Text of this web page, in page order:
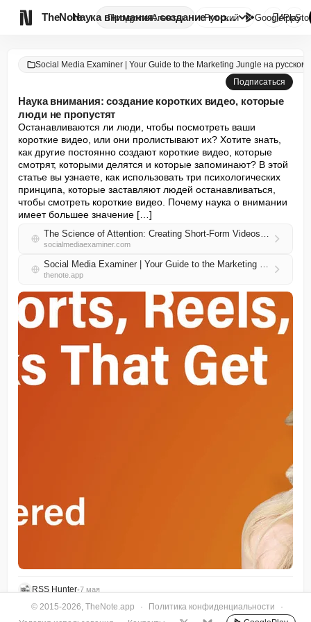
TheNote ПродуктыАгенты Наука внимания: создание корот...
Русский GooglePlay

Social Media Examiner | Your Guide to the Marketing Jungle на русском
Подписаться
Наука внимания: создание коротких видео, которые
люди не пропустят
Останавливаются ли люди, чтобы посмотреть ваши
короткие видео, или они пролистывают их? Хотите знать,
как другие постоянно создают короткие видео, которые
смотрят, которыми делятся и которые запоминают? В этой
статье вы узнаете, как использовать три психологических
принципа, которые заставляют людей останавливаться,
чтобы смотреть короткие видео. Почему наука о внимании
имеет большее значение […]
The Science of Attention: Creating Short-Form Videos People Won’t Skip
socialmediaexaminer.com
Social Media Examiner | Your Guide to the Marketing Jungle на русском RSS
thenote.app
RSS Hunter•7 мая
© 2015-2026, TheNote.app · Политика конфиденциальности
·